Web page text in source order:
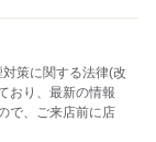
策に関する法律(改
おり、最新の情報
で、ご来店前に店